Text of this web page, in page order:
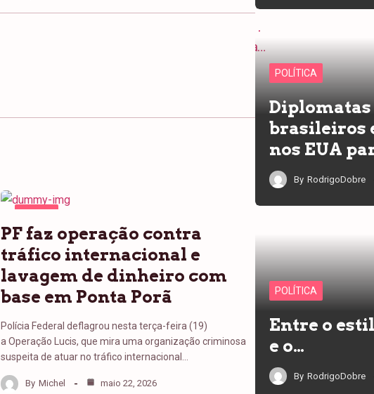
PORÃ
PF faz operação contra
tráfico internacional e
lavagem de dinheiro com
base em Ponta Porã
Polícia Federal deflagrou nesta terça-feira (19)
a Operação Lucis, que mira uma organização criminosa
suspeita de atuar no tráfico internacional…
By Michel maio 22, 2026
POLÍTICA
Diplomatas
brasileiros
nos EUA
By RodrigoDobre
POLÍTICA
Entre o
e o…
By RodrigoDobre